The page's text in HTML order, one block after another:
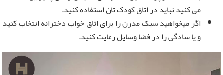
می کنید نباید در اتاق کودک تان استفاده کنید.
اگر میخواهید سبک مدرن را برای اتاق خواب دخترانه انتخاب کنید
و یا سادگی را در فضا وسایل رعایت کنید.